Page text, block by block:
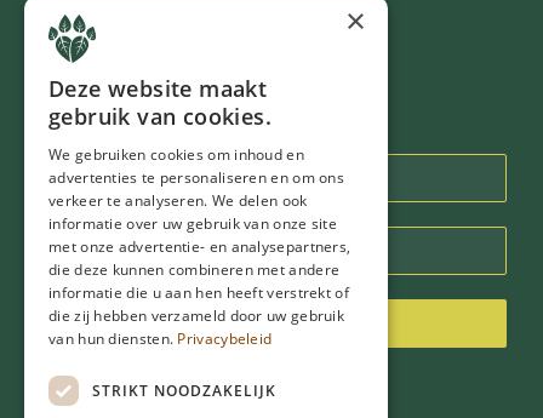
Join our community
Newsletter
Inschrijven
×
Deze website maakt
gebruik van cookies.
We gebruiken cookies om inhoud en
advertenties te personaliseren en om ons
verkeer te analyseren. We delen ook
informatie over uw gebruik van onze site
met onze advertentie- en analysepartners,
die deze kunnen combineren met andere
informatie die u aan hen heeft verstrekt of
die zij hebben verzameld door uw gebruik
van hun diensten. Privacybeleid
STRIKT NOODZAKELIJK